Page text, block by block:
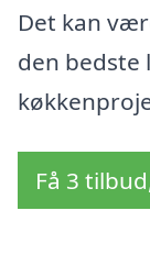
Det kan
den bedste
Få 3